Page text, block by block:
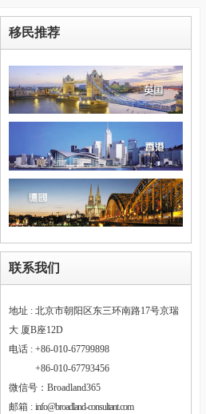
移民推荐
联系我们
地址 : 北京市朝阳区东三环南路17号京瑞
大 厦B座12D
电话 : +86-010-67799898
+86-010-67793456
微信号：Broadland365
邮箱 : info@broadland-consultant.com